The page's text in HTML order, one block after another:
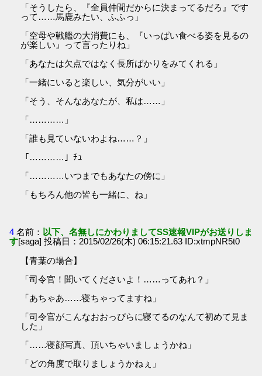
「そうしたら、『全員仲間だからに決まってるだろ』です
って……馬鹿みたい、ふふっ」
「空母や戦艦の大消費にも、『いっぱい食べる姿を見るの
が楽しい』って言ったりね」
「あなたは欠点ではなく長所ばかりをみてくれる」
「一緒にいると楽しい、気分がいい」
「そう、そんなあなたが、私は……」
「…………」
「誰も見ていないわよね……？」
「…………」ﾁｭ
「…………いつまでもあなたの傍に」
「もちろん他の皆も一緒に、ね」
4 名前： 以下、名無しにかわりましてSS速報VIPがお送りしま
す[saga] 投稿日：2015/02/26(木) 06:15:21.63 ID:xtmpNR5t0
【青葉の場合】
「司令官！聞いてくださいよ！……ってあれ？」
「あちゃあ……寝ちゃってますね」
「司令官がこんなおおっぴらに寝てるのなんて初めて見ま
した」
「……寝顔写真、頂いちゃいましょうかね」
「どの角度で取りましょうかねぇ」